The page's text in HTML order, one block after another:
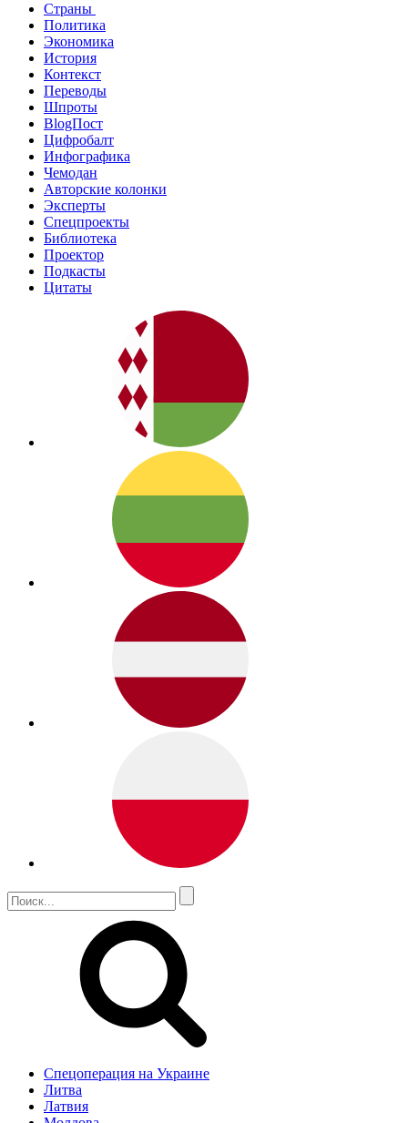
Страны
Политика
Экономика
История
Контекст
Переводы
Шпроты
BlogПост
Цифробалт
Инфографика
Чемодан
Авторские колонки
Эксперты
Спецпроекты
Библиотека
Проектор
Подкасты
Цитаты
Спецоперация на Украине
Литва
Латвия